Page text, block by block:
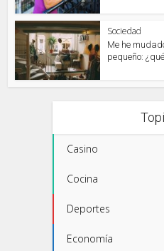
Sociedad
Me he
pequeño:
Casino
Cocina
Deportes
Economía